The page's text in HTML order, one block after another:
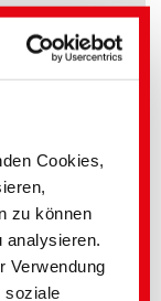
Cookies,
zu können
analysieren.
Verwendung
soziale